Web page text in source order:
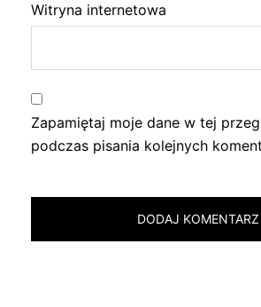
Witryna internetowa
Zapamiętaj moje dane w tej
podczas pisania kolejnych